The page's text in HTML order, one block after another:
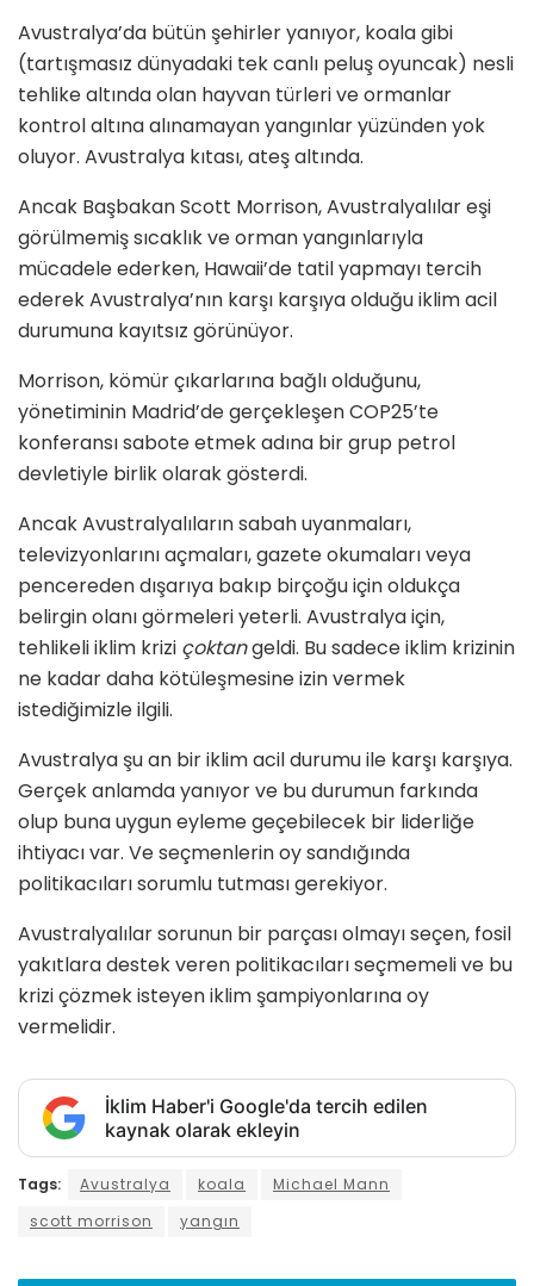
Avustralya’da bütün şehirler yanıyor, koala gibi
(tartışmasız dünyadaki tek canlı peluş oyuncak) nesli
tehlike altında olan hayvan türleri ve ormanlar
kontrol altına alınamayan yangınlar yüzünden yok
oluyor. Avustralya kıtası, ateş altında.
Ancak Başbakan Scott Morrison, Avustralyalılar eşi
görülmemiş sıcaklık ve orman yangınlarıyla
mücadele ederken, Hawaii’de tatil yapmayı tercih
ederek Avustralya’nın karşı karşıya olduğu iklim acil
durumuna kayıtsız görünüyor.
Morrison, kömür çıkarlarına bağlı olduğunu,
yönetiminin Madrid’de gerçekleşen COP25’te
konferansı sabote etmek adına bir grup petrol
devletiyle birlik olarak gösterdi.
Ancak Avustralyalıların sabah uyanmaları,
televizyonlarını açmaları, gazete okumaları veya
pencereden dışarıya bakıp birçoğu için oldukça
belirgin olanı görmeleri yeterli. Avustralya için,
tehlikeli iklim krizi çoktangeldi. Bu sadece iklim krizinin
ne kadar daha kötüleşmesine izin vermek
istediğimizle ilgili.
Avustralya şu an bir iklim acil durumu ile karşı karşıya.
Gerçek anlamda yanıyor ve bu durumun farkında
olup buna uygun eyleme geçebilecek bir liderliğe
ihtiyacı var. Ve seçmenlerin oy sandığında
politikacıları sorumlu tutması gerekiyor.
Avustralyalılar sorunun bir parçası olmayı seçen, fosil
yakıtlara destek veren politikacıları seçmemeli ve bu
krizi çözmek isteyen iklim şampiyonlarına oy
vermelidir.
İklim Haber'i Google'da tercih edilen
kaynak olarak ekleyin
Tags: Avustralya koala
Michael Mann
scott morrison
yangın